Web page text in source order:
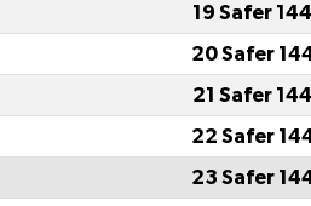
19 Safer
20 Safer
21 Safer
22 Safer
23 Safer